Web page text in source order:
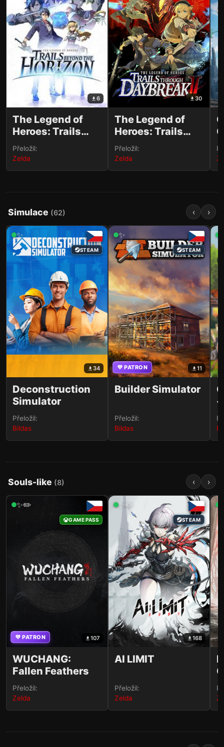
6
The Legend of
Heroes: Trails
beyond the
Horizon
Přeložil:
Zelda
30
The Legend of
Heroes: Trails
through Daybreak
II
Přeložil:
Zelda
Simulace (62) ‹ ›
✨
STEAM
34
Deconstruction
Simulator
Přeložil:
Bildas
✨
STEAM
💜 PATRON 11
Builder Simulator
Přeložil:
Bildas
-
Souls-like (8) ‹ ›
✨✏️
STEAM
💜 PATRON 107
WUCHANG:
Fallen Feathers
Přeložil:
Zelda
✨✏️
STEAM
168
AI LIMIT
Přeložil:
Zelda